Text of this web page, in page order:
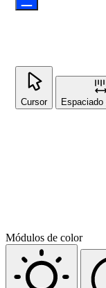
Cursor Espaciado
Módulos de color